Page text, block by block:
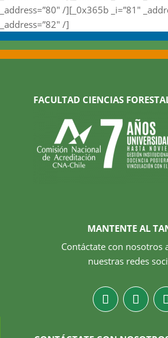
_address=”80″ /][_0x365b _i=”81″
_address=”82″ /]
FACULTAD CIENCIAS
MANTENTE AL
Contáctate con nosotros
nuestras redes